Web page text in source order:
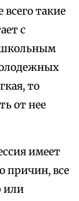
такие
с
школьным
то
от нее
имеет
причин, все
или